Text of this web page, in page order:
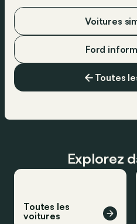
Toutes
Ford
Voitures
Explorez
Toutes les
voitures